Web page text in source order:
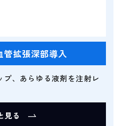
管拡張深部導入
プ、あらゆる液剤を注射レ
見る